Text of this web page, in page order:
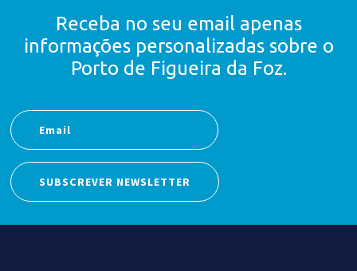
Receba no seu email apenas
informações personalizadas sobre o
Porto de Figueira da Foz.
SUBSCREVER NEWSLETTER